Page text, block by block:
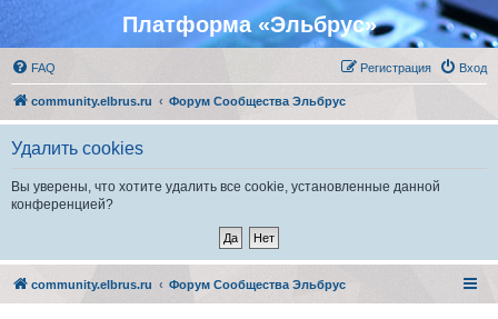
Платформа «Эльбрус»
FAQ Вход
Регистрация
community.elbrus.ru Форум Сообщества Эльбрус
Удалить cookies
Вы уверены, что хотите удалить все cookie, установленные данной
конференцией?
community.elbrus.ru Форум Сообщества Эльбрус